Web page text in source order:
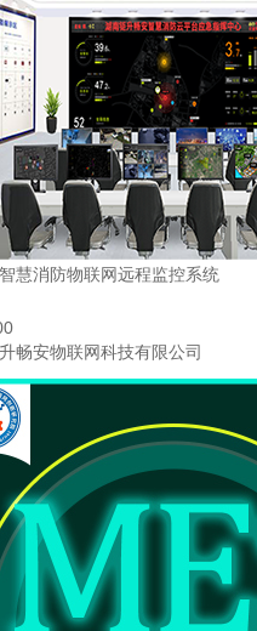
慧消防物联网远程监控系统
畅安物联网科技有限公司